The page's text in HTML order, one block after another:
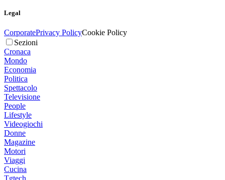
Legal
CorporatePrivacy PolicyCookie Policy
Sezioni
Cronaca
Mondo
Economia
Politica
Spettacolo
Televisione
People
Lifestyle
Videogiochi
Donne
Magazine
Motori
Viaggi
Cucina